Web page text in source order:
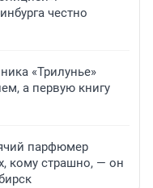
честно
«Трилунье»
а первую книгу
парфюмер
кому страшно, — он